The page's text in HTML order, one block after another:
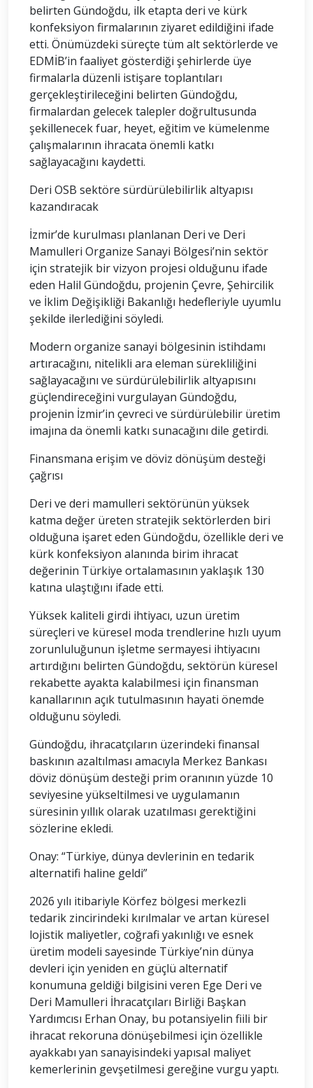
belirten Gündoğdu, ilk etapta deri ve kürk
konfeksiyon firmalarının ziyaret edildiğini ifade
etti. Önümüzdeki süreçte tüm alt sektörlerde ve
EDMİB’in faaliyet gösterdiği şehirlerde üye
firmalarla düzenli istişare toplantıları
gerçekleştirileceğini belirten Gündoğdu,
firmalardan gelecek talepler doğrultusunda
şekillenecek fuar, heyet, eğitim ve kümelenme
çalışmalarının ihracata önemli katkı
sağlayacağını kaydetti.
Deri OSB sektöre sürdürülebilirlik altyapısı
kazandıracak
İzmir’de kurulması planlanan Deri ve Deri
Mamulleri Organize Sanayi Bölgesi’nin sektör
için stratejik bir vizyon projesi olduğunu ifade
eden Halil Gündoğdu, projenin Çevre, Şehircilik
ve İklim Değişikliği Bakanlığı hedefleriyle uyumlu
şekilde ilerlediğini söyledi.
Modern organize sanayi bölgesinin istihdamı
artıracağını, nitelikli ara eleman sürekliliğini
sağlayacağını ve sürdürülebilirlik altyapısını
güçlendireceğini vurgulayan Gündoğdu,
projenin İzmir’in çevreci ve sürdürülebilir üretim
imajına da önemli katkı sunacağını dile getirdi.
Finansmana erişim ve döviz dönüşüm desteği
çağrısı
Deri ve deri mamulleri sektörünün yüksek
katma değer üreten stratejik sektörlerden biri
olduğuna işaret eden Gündoğdu, özellikle deri ve
kürk konfeksiyon alanında birim ihracat
değerinin Türkiye ortalamasının yaklaşık 130
katına ulaştığını ifade etti.
Yüksek kaliteli girdi ihtiyacı, uzun üretim
süreçleri ve küresel moda trendlerine hızlı uyum
zorunluluğunun işletme sermayesi ihtiyacını
artırdığını belirten Gündoğdu, sektörün küresel
rekabette ayakta kalabilmesi için finansman
kanallarının açık tutulmasının hayati önemde
olduğunu söyledi.
Gündoğdu, ihracatçıların üzerindeki finansal
baskının azaltılması amacıyla Merkez Bankası
döviz dönüşüm desteği prim oranının yüzde 10
seviyesine yükseltilmesi ve uygulamanın
süresinin yıllık olarak uzatılması gerektiğini
sözlerine ekledi.
Onay: “Türkiye, dünya devlerinin en tedarik
alternatifi haline geldi”
2026 yılı itibariyle Körfez bölgesi merkezli
tedarik zincirindeki kırılmalar ve artan küresel
lojistik maliyetler, coğrafi yakınlığı ve esnek
üretim modeli sayesinde Türkiye’nin dünya
devleri için yeniden en güçlü alternatif
konumuna geldiği bilgisini veren Ege Deri ve
Deri Mamulleri İhracatçıları Birliği Başkan
Yardımcısı Erhan Onay, bu potansiyelin fiili bir
ihracat rekoruna dönüşebilmesi için özellikle
ayakkabı yan sanayisindeki yapısal maliyet
kemerlerinin gevşetilmesi gereğine vurgu yaptı.